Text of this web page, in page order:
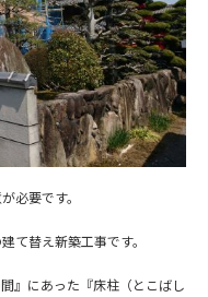
要です。
て替え新築工事です。
』にあった『床柱（とこばし